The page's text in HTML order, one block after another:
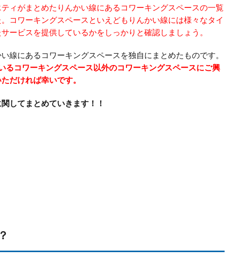
ィがまとめたりんかい線にあるコワーキングスペースの一覧
コワーキングスペースといえどもりんかい線には様々なタイ
ービスを提供しているかをしっかりと確認しましょう。
線にあるコワーキングスペースを独自にまとめたものです。
るコワーキングスペース以外のコワーキングスペースにご興
だければ幸いです。
関してまとめていきます！！